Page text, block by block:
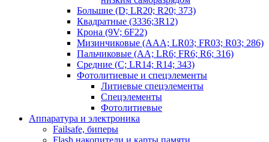
Большие (D; LR20; R20; 373)
Квадратные (3336;3R12)
Крона (9V; 6F22)
Мизинчиковые (AAA; LR03; FR03; R03; 286)
Пальчиковые (AA; LR6; FR6; R6; 316)
Средние (C; LR14; R14; 343)
Фотолитиевые и спецэлементы
Литиевые спецэлементы
Спецэлементы
Фотолитиевые
Аппаратура и электроника
Failsafe, биперы
Flash накопители и карты памяти